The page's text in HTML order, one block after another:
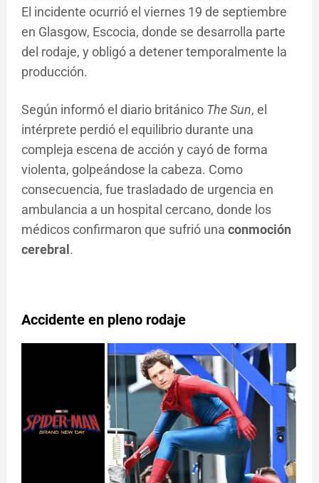
El incidente ocurrió el viernes 19 de septiembre
en Glasgow, Escocia, donde se desarrolla parte
del rodaje, y obligó a detener temporalmente la
producción.
Según informó el diario británico The Sun, el
intérprete perdió el equilibrio durante una
compleja escena de acción y cayó de forma
violenta, golpeándose la cabeza. Como
consecuencia, fue trasladado de urgencia en
ambulancia a un hospital cercano, donde los
médicos confirmaron que sufrió una conmoción
cerebral .
Accidente en pleno rodaje